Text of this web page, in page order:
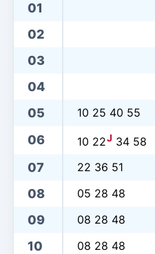
01
02
03
04
05
10 25 40 55
06 10 22J 34 58
07 22 36 51
08 05 28 48
09 08 28 48
10 08 28 48